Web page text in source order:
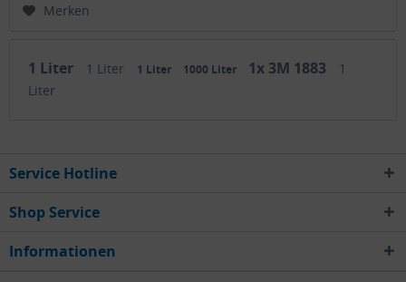
Merken
1 Liter 1 Liter 1 Liter 1000 Liter 1x 3M 1883
1
Liter
Service Hotline
Shop Service
Informationen